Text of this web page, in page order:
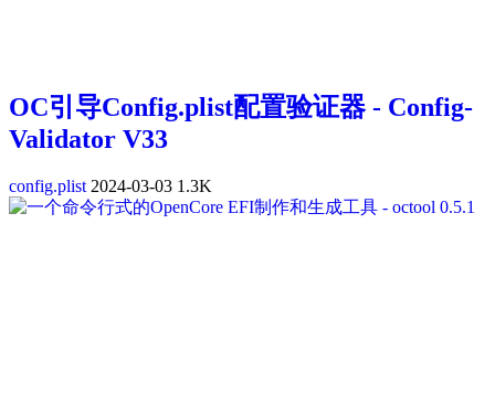
OC引导Config.plist配置验证器 - Config-
Validator V33
config.plist 2024-03-03 1.3K